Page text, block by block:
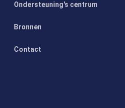
Ondersteuning's centrum
Bronnen
Contact